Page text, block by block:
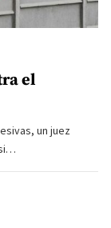
el
un juez